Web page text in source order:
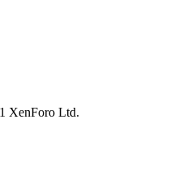
XenForo Ltd.